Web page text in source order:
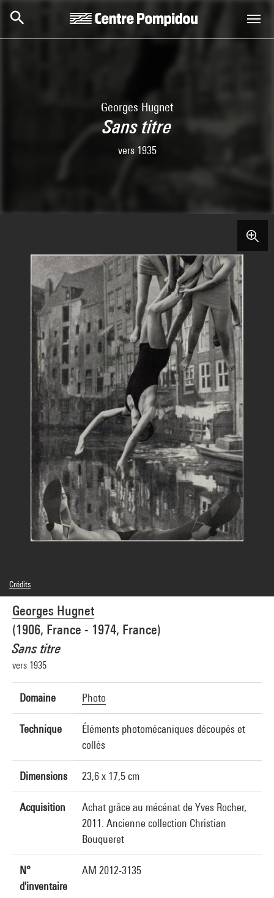
Georges Hugnet
Sans titre
vers 1935
Georges Hugnet
(1906, France - 1974, France)
Sans titre
vers 1935
Domaine Photo
Technique
Éléments photomécaniques découpés et
collés
Dimensions 23,6 x 17,5 cm
Acquisition
Achat grâce au mécénat de Yves Rocher,
2011. Ancienne collection Christian
Bouqueret
N°
d'inventaire
AM 2012-3135
Crédits
© Adagp, Paris
Crédit photographique : Centre Pompidou, MNAM-CCI/Philippe Migeat/Dist.
GrandPalaisRmn
Réf. image : 4N91696
Diffusion image :